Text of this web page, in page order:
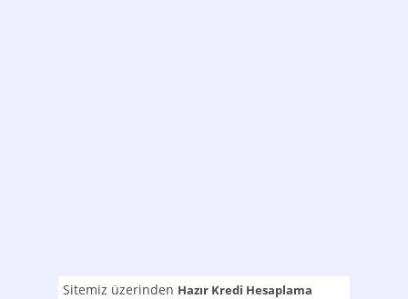
Sitemiz üzerinden Hazır Kredi Hesaplama